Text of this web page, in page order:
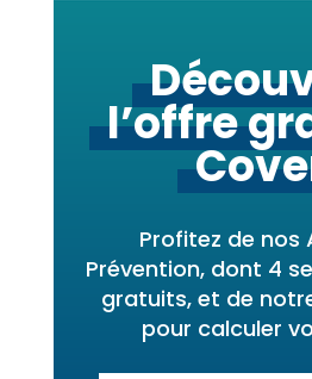
l’offre
Profitez de nos
Prévention, dont 4
gratuits, et de
pour calculer